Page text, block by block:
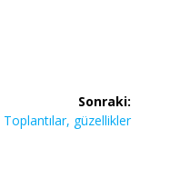
Sonraki:
Sonraki
Toplantılar, güzellikler